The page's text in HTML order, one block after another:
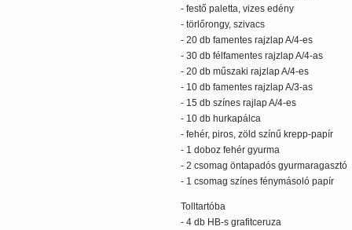
- festő paletta, vizes edény
- törlőrongy, szivacs
- 20 db famentes rajzlap A/4-es
- 30 db félfamentes rajzlap A/4-as
- 20 db műszaki rajzlap A/4-es
- 10 db famentes rajzlap A/3-as
- 15 db színes rajlap A/4-es
- 10 db hurkapálca
- fehér, piros, zöld színű krepp-papír
- 1 doboz fehér gyurma
- 2 csomag öntapadós gyurmaragasztó
- 1 csomag színes fénymásoló papír
Tolltartóba
- 4 db HB-s grafitceruza